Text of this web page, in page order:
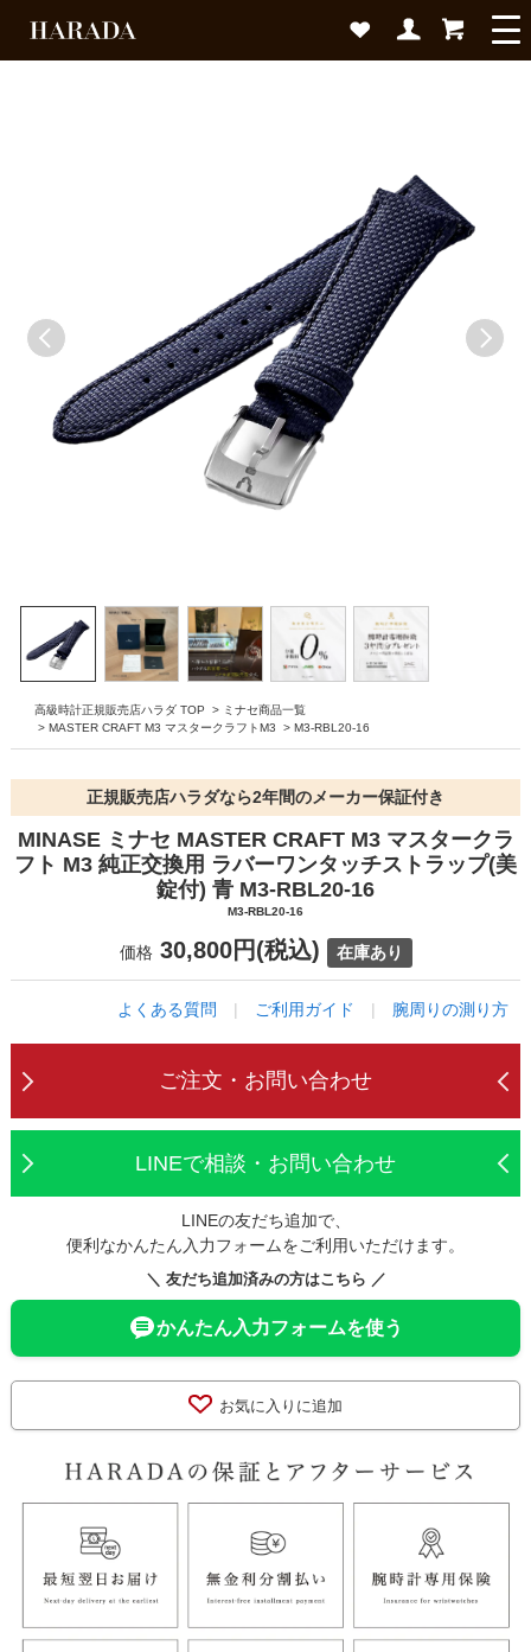
高級時計正規販売店ハラダ TOP > ミナセ商品一覧
> MASTER CRAFT M3 マスタークラフトM3 > M3-RBL20-16
正規販売店ハラダなら2年間のメーカー保証付き
MINASE ミナセ MASTER CRAFT M3 マスタークラ
フト M3 純正交換用 ラバーワンタッチストラップ(美
錠付) 青 M3-RBL20-16
M3-RBL20-16
価格30,800円(税込) 在庫あり
よくある質問 | ご利用ガイド | 腕周りの測り方
ご注文・お問い合わせ
LINEで相談・お問い合わせ
LINEの友だち追加で、
便利なかんたん入力フォームをご利用いただけます。
＼ 友だち追加済みの方はこちら ／
かんたん入力フォームを使う
お気に入りに追加